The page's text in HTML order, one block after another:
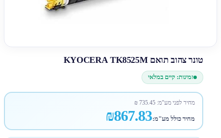
טונר צהוב תואם KYOCERA TK8525M
זמינות: קיים במלאי
מחיר לפני מע"מ:735.45
₪
מחיר כולל מע"מ:₪867.83